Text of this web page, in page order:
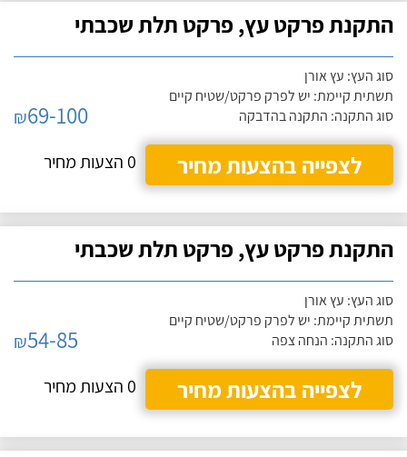
התקנת פרקט עץ, פרקט תלת שכבתי
סוג העץ: עץ אורן
תשתית קיימת: יש לפרק פרקט/שטיח קיים
סוג התקנה: התקנה בהדבקה
₪69-100
לצפייה בהצעות מחיר
0 הצעות מחיר
התקנת פרקט עץ, פרקט תלת שכבתי
סוג העץ: עץ אורן
תשתית קיימת: יש לפרק פרקט/שטיח קיים
סוג התקנה: הנחה צפה
₪54-85
לצפייה בהצעות מחיר
0 הצעות מחיר